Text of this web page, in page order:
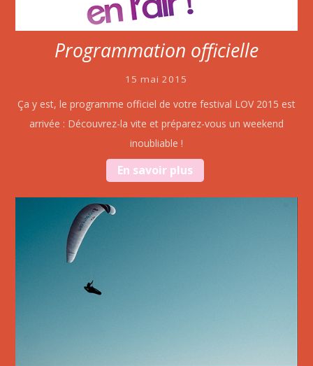
Programmation officielle
15 mai 2015
Ça y est, le programme officiel de votre festival LOV 2015 est
arrivée : Découvrez-la vite et préparez-vous un weekend
inoubliable !
En savoir plus